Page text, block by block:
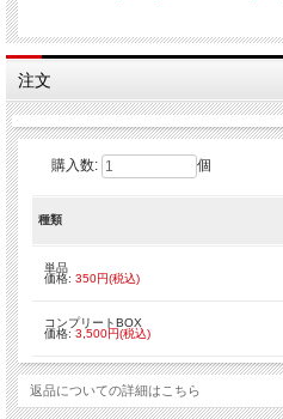
※銀行振込決済をご利用のお客様はご注文
※上記期間までにご入金確認が取れない場
きます。
注文
購入数: 個
種類
単品
価格: 350円(税込)
コンプリートBOX
価格: 3,500円(税込)
返品についての詳細はこちら